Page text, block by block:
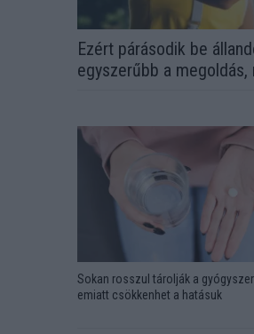
Ezért párásodik be
egyszerűbb a megoldás,
Sokan rosszul tárolják a
emiatt csökkenhet a hatásuk